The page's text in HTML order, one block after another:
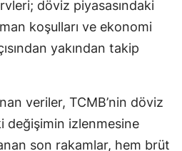
döviz piyasasındaki
koşulları ve ekonomi
yakından takip
veriler, TCMB’nin döviz
değişimin izlenmesine
son rakamlar, hem brüt